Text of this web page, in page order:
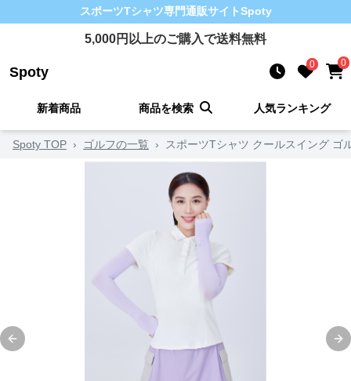
スポーツTシャツ専門通販サイトSpoty
5,000円以上のご購入で送料無料
Spoty 0 0
新着商品 商品を検索 人気ランキング
Spoty TOP › ゴルフの一覧 › スポーツTシャツ クールスイング ゴ
Previous slide